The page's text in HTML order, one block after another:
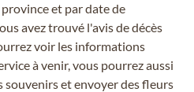
et par date de
avez trouvé l'avis de décès
voir les informations
à venir, vous pourrez aussi
souvenirs et envoyer des fleurs